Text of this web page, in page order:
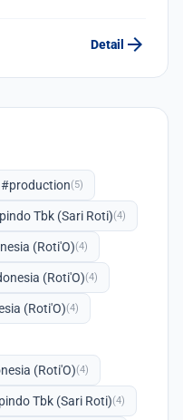
Detail arrow_forward
#production(5)
Tbk (Sari Roti)(4)
(Roti'O)(4)
(Roti'O)(4)
(Roti'O)(4)
(Roti'O)(4)
Tbk (Sari Roti)(4)